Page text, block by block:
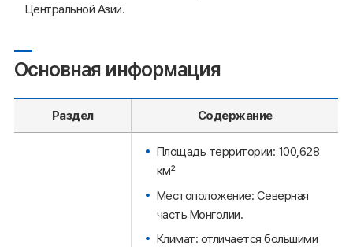
Центральной Азии.
Основная информация
Раздел Содержание
Площадь территории: 100,628
км²
Местоположение: Северная
часть Монголии.
Климат: отличается большими